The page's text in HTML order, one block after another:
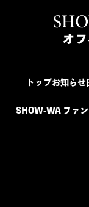
トップお知らせ
SHOW-WA ファン